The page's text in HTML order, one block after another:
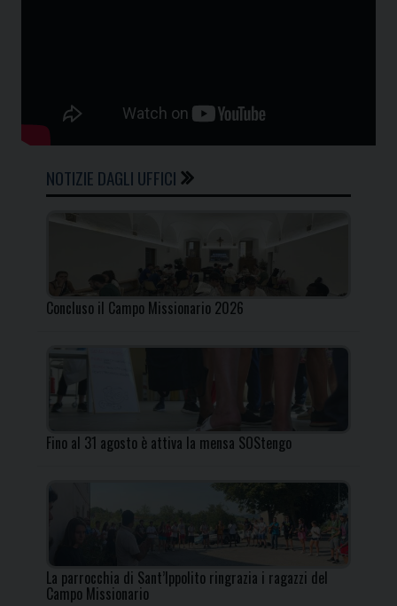
NOTIZIE DAGLI UFFICI
Concluso il Campo Missionario 2026
Fino al 31 agosto è attiva la mensa SOStengo
La parrocchia di Sant’Ippolito ringrazia i ragazzi del
Campo Missionario